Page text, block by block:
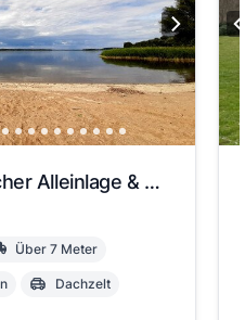
Stellplätze in idyllischer Alleinlage & Kultur
Über 7 Meter
Dachzelt